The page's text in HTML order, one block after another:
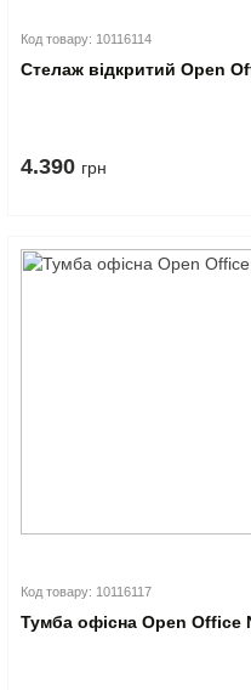
Код товару: 10116114
Стелаж відкритий Open
4.390 грн
Код товару: 10116117
Тумба офісна Open Office